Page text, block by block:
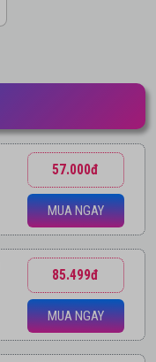
57.000đ
MUA NGAY
85.499đ
MUA NGAY